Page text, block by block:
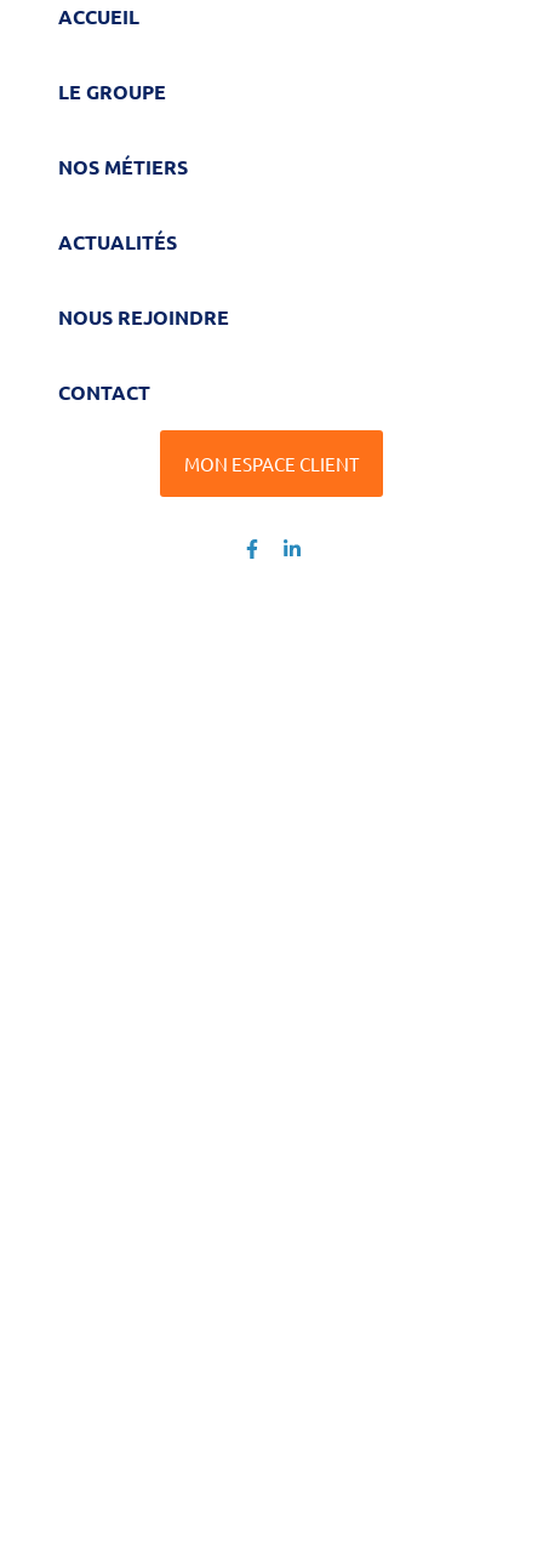
ACCUEIL
LE GROUPE
NOS MÉTIERS
ACTUALITÉS
NOUS REJOINDRE
CONTACT
MON ESPACE CLIENT